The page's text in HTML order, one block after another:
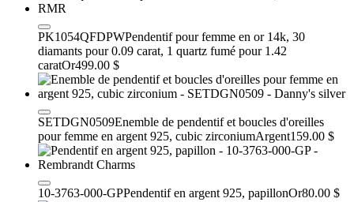
PK1054QFDPWPendentif pour femme en or 14k, 30
diamants pour 0.09 carat, 1 quartz fumé pour 1.42
caratOr499.00 $
SETDGN0509Enemble de pendentif et boucles d'oreilles
pour femme en argent 925, cubic zirconiumArgent159.00 $
10-3763-000-GPPendentif en argent 925, papillonOr80.00 $